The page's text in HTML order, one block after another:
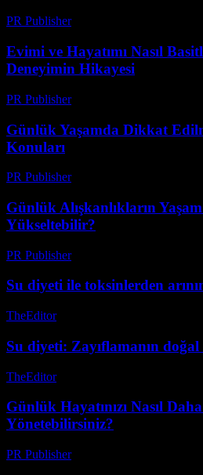
PR Publisher-
Evimi ve Hayatımı Nasıl
Deneyimin Hikayesi
PR Publisher-
Günlük Yaşamda Dikkat
Konuları
PR Publisher-
Günlük Alışkanlıkların
Yükseltebilir?
PR Publisher-
Su diyeti ile toksinlerden
TheEditor-
Su diyeti: Zayıflamanın doğal
TheEditor-
Günlük Hayatınızı Nasıl
Yönetebilirsiniz?
PR Publisher-